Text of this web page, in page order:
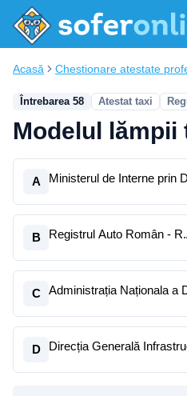
Acasă Chestionare atestate
Întrebarea 58 Atestat taxi
Modelul lămpii
A Ministerul de Interne prin
B Registrul Auto Român -
C Administrația Naționala a
D Direcția Generală